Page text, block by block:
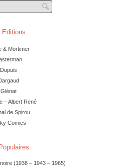
Editions
& Mortimer
Dupuis
Glénat
– Albert René
de Spirou
Comics
Populaires
noire (1938 – 1943 – 1965)